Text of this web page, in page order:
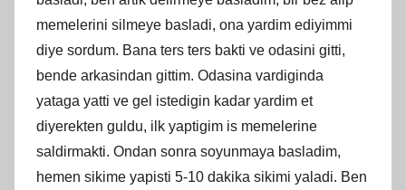
memelerini silmeye basladi, ona yardim ediyimmi
diye sordum. Bana ters ters bakti ve odasini gitti,
bende arkasindan gittim. Odasina vardiginda
yataga yatti ve gel istedigin kadar yardim et
diyerekten guldu, ilk yaptigim is memelerine
saldirmakti. Ondan sonra soyunmaya basladim,
hemen sikime yapisti 5-10 dakika sikimi yaladi. Ben